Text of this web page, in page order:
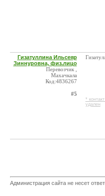
Гизатуллина Ильсеяр
Зиннуровна, физ.лицо
Перевозчик ,
Махачкала
Код:4836267
#5
*
удален
Администрация сайта не несет